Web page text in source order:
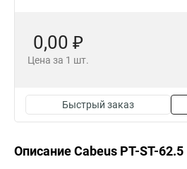
0,00 ₽
Цена за 1 шт.
Быстрый заказ
Описание Cabeus PT-ST-62.5